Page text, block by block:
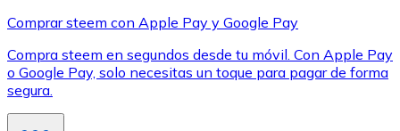
XRP
XRP
Comprar steem con Apple Pay y Google Pay
Compra steem en segundos desde tu móvil. Con Apple Pay
o Google Pay, solo necesitas un toque para pagar de forma
segura.